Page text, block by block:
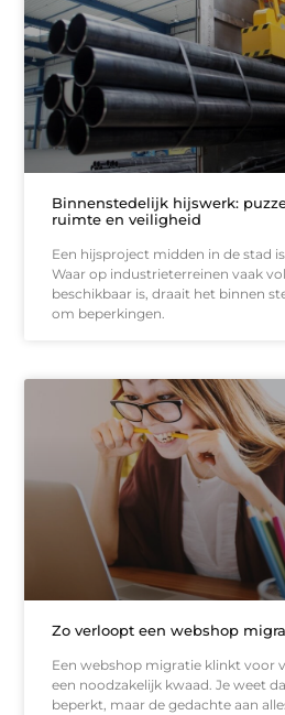
Binnenstedelijk hijswerk:
ruimte en veiligheid
Een hijsproject midden in de stad
Waar op industrieterreinen vaak
beschikbaar is, draait het binnen
om beperkingen.
Zo verloopt een webshop
Een webshop migratie klinkt voor
een noodzakelijk kwaad. Je weet
beperkt, maar de gedachte aan